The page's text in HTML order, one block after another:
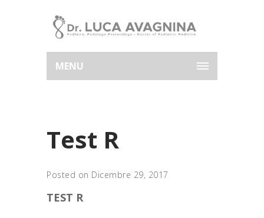
MENU
Test R
Posted on Dicembre 29, 2017
TEST R